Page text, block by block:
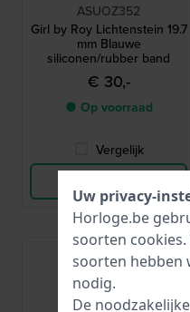
ASUOZ352
Girl by Roy Lichtenstein 19.7
mm Blauwe
siliconen/rubber band
€ 30,-
● Op voorraad
Vergelijk
Uw privacy-
Horloge.be
soorten cookies
soorten hebben
nodig.
De